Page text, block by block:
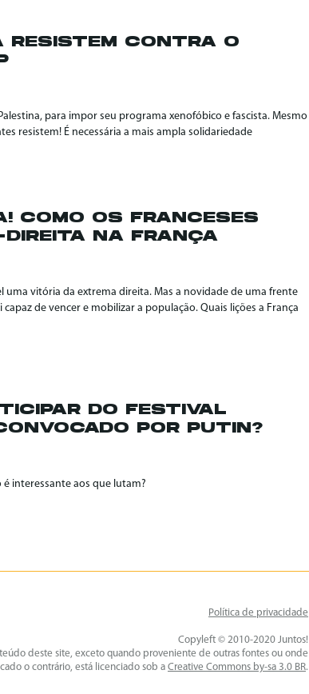
RESISTEM CONTRA O
para impor seu programa xenofóbico e fascista. Mesmo
resistem! É necessária a mais ampla solidariedade
COMO OS FRANCESES
NA FRANÇA
uma vitória da extrema direita. Mas a novidade de uma frente
de vencer e mobilizar a população. Quais lições a França
DO FESTIVAL
POR PUTIN?
interessante aos que lutam?
Política de privacidade
Copyleft © 2010-2020 Juntos!
deste site, exceto quando proveniente de outras fontes ou onde
o contrário, está licenciado sob a Creative Commons by-sa 3.0 BR.